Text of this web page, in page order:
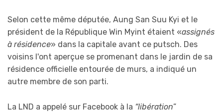
Selon cette même députée, Aung San Suu Kyi et le
président de la République Win Myint étaient «assignés
à résidence» dans la capitale avant ce putsch. Des
voisins l'ont aperçue se promenant dans le jardin de sa
résidence officielle entourée de murs, a indiqué un
autre membre de son parti.
La LND a appelé sur Facebook à la “libération”